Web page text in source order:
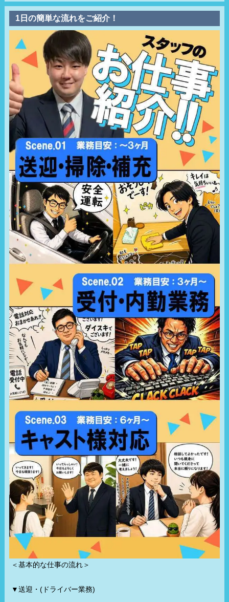
1日の簡単な流れをご紹介！
＜基本的な仕事の流れ＞
▼送迎・(ドライバー業務)